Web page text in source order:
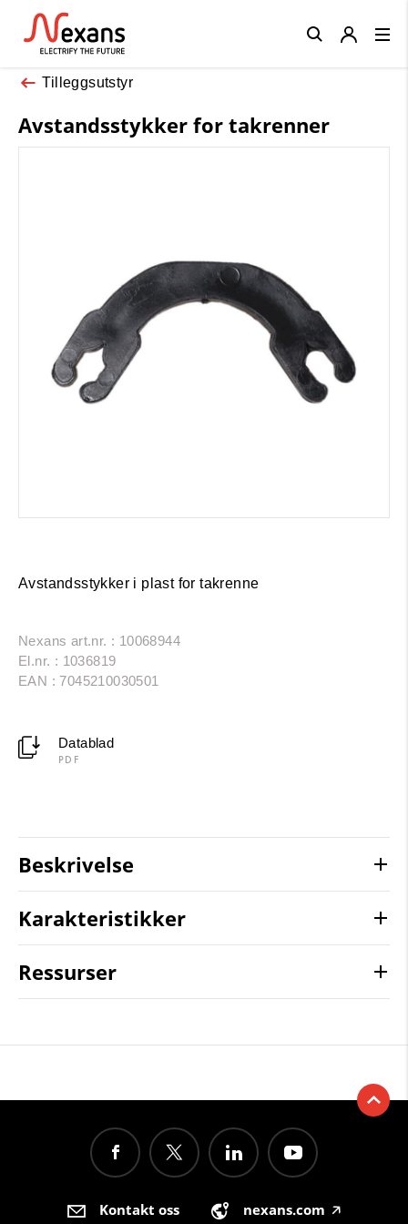
Tilleggsutstyr
Avstandsstykker for takrenner
Avstandsstykker i plast for takrenne
Nexans art.nr. : 10068944
El.nr. : 1036819
EAN : 7045210030501
Datablad
PDF
Beskrivelse
Karakteristikker
Ressurser
Close
Kontakt oss nexans.com 🡥